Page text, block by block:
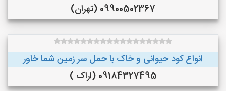
09900502367 (تهران)
انواع کود حیوانی و خاک با حمل سر زمین شما خاور
09184327495 (اراک )